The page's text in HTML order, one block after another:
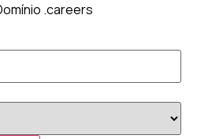
.careers